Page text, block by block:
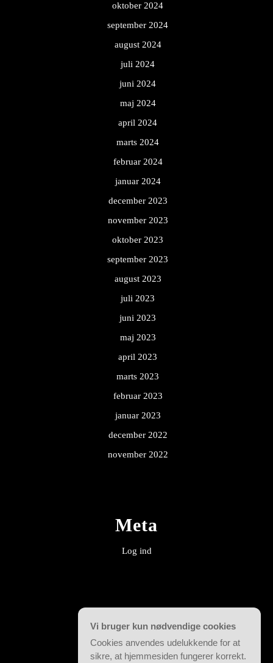
oktober 2024
september 2024
august 2024
juli 2024
juni 2024
maj 2024
april 2024
marts 2024
februar 2024
januar 2024
december 2023
november 2023
oktober 2023
september 2023
august 2023
juli 2023
juni 2023
maj 2023
april 2023
marts 2023
februar 2023
januar 2023
december 2022
november 2022
Meta
Log ind
Categories
Alle guides
Vi bruger kun nødvendige cookies
Cookies anvendes udelukkende for at
sikre, at hjemmesiden fungerer korrekt.